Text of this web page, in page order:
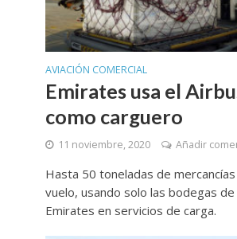
AVIACIÓN COMERCIAL
Emirates usa el
como carguero
11 noviembre, 2020 Añadir
Hasta 50 toneladas de mercancías
vuelo, usando solo las bodegas
Emirates en servicios de carga.